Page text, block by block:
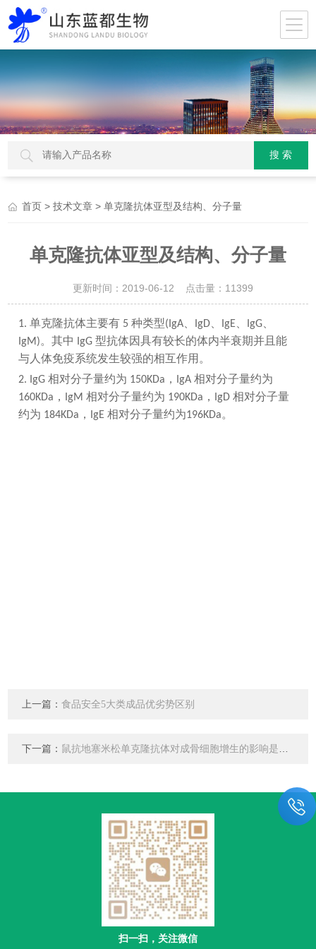
首页 >技术文章 > 单克隆抗体亚型及结构、分子量
单克隆抗体亚型及结构、分子量
更新时间：2019-06-12 点击量： 11399
1.单克隆抗体主要有 5 种类型(IgA IgD IgE IgG
IgM)。其中 IgG 型抗体因具有较长的体内半衰期并且能
与人体免疫系统发生较强的相互作用。
2. IgG 相对分子量约为 150KDa ， IgA 相对分子量约为
160KDa ， IgM 相对分子量约为 190KDa ， IgD 相对分子量
约为 184KDa ， IgE 相对分子量约为196KDa。
上一篇：食品安全5大类成品优劣势区别
下一篇： 鼠抗地塞米松单克隆抗体对成骨细胞增生的影响是什么？
扫一扫，关注微信